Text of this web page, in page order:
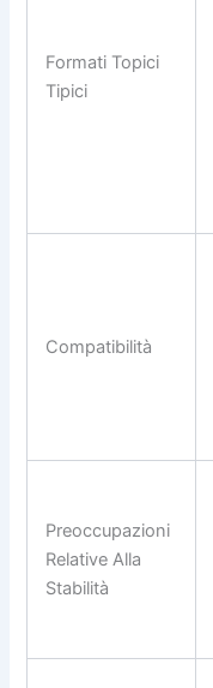
Formati Topici
Tipici
Compatibilità
Preoccupazioni
Relative Alla
Stabilità